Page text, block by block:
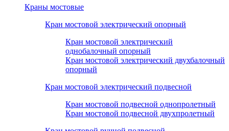
Краны мостовые
Кран мостовой электрический опорный
Кран мостовой электрический
однобалочный опорный
Кран мостовой электрический двухбалочный
опорный
Кран мостовой электрический подвесной
Кран мостовой подвесной однопролетный
Кран мостовой подвесной двухпролетный